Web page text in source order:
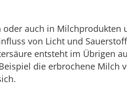
auch in Milchprodukten
von Licht und
entsteht im Übrigen
die erbrochene Milch